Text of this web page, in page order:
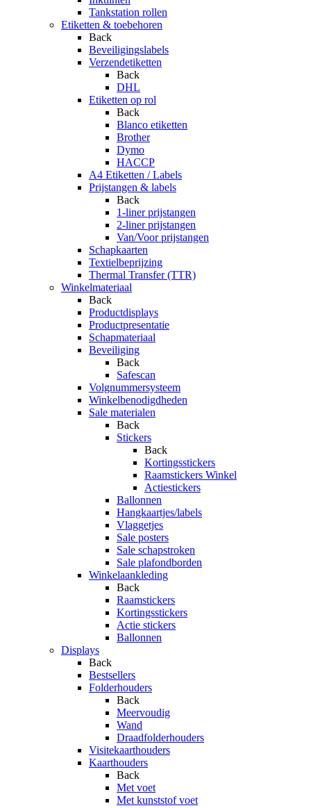
Tankstation rollen
Etiketten & toebehoren
Back
Beveiligingslabels
Verzendetiketten
Back
DHL
Etiketten op rol
Back
Blanco etiketten
Brother
Dymo
HACCP
A4 Etiketten / Labels
Prijstangen & labels
Back
1-liner prijstangen
2-liner prijstangen
Van/Voor prijstangen
Schapkaarten
Textielbeprijzing
Thermal Transfer (TTR)
Winkelmateriaal
Back
Productdisplays
Productpresentatie
Schapmateriaal
Beveiliging
Back
Safescan
Volgnummersysteem
Winkelbenodigdheden
Sale materialen
Back
Stickers
Back
Kortingsstickers
Raamstickers Winkel
Actiestickers
Ballonnen
Hangkaartjes/labels
Vlaggetjes
Sale posters
Sale schapstroken
Sale plafondborden
Winkelaankleding
Back
Raamstickers
Kortingsstickers
Actie stickers
Ballonnen
Displays
Back
Bestsellers
Folderhouders
Back
Meervoudig
Wand
Draadfolderhouders
Visitekaarthouders
Kaarthouders
Back
Met voet
Met kunststof voet